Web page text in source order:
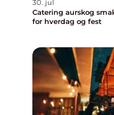
30. jul
Catering aurskog smakfulle løsninger
for hverdag og fest